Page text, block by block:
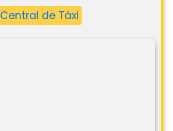
Central de Táxi